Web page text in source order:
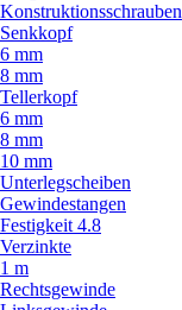
Konstruktionsschrauben
Senkkopf
6 mm
8 mm
Tellerkopf
6 mm
8 mm
10 mm
Unterlegscheiben
Gewindestangen
Festigkeit 4.8
Verzinkte
1 m
Rechtsgewinde